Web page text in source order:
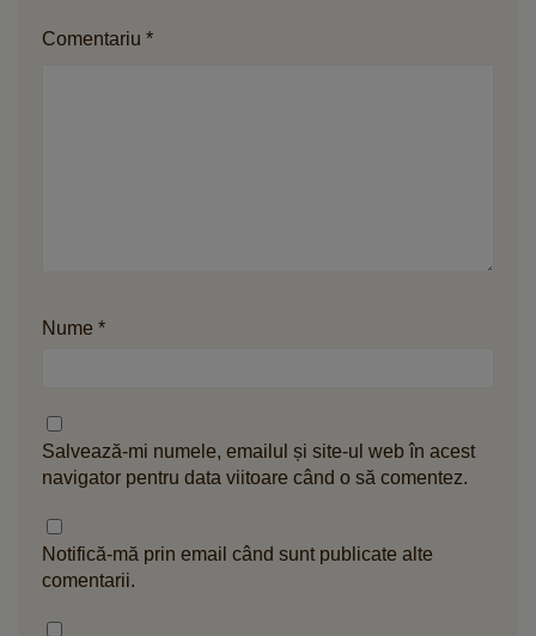
Comentariu *
Nume *
Salvează-mi numele, emailul și site-ul web în acest
navigator pentru data viitoare când o să comentez.
Notifică-mă prin email când sunt publicate alte
comentarii.